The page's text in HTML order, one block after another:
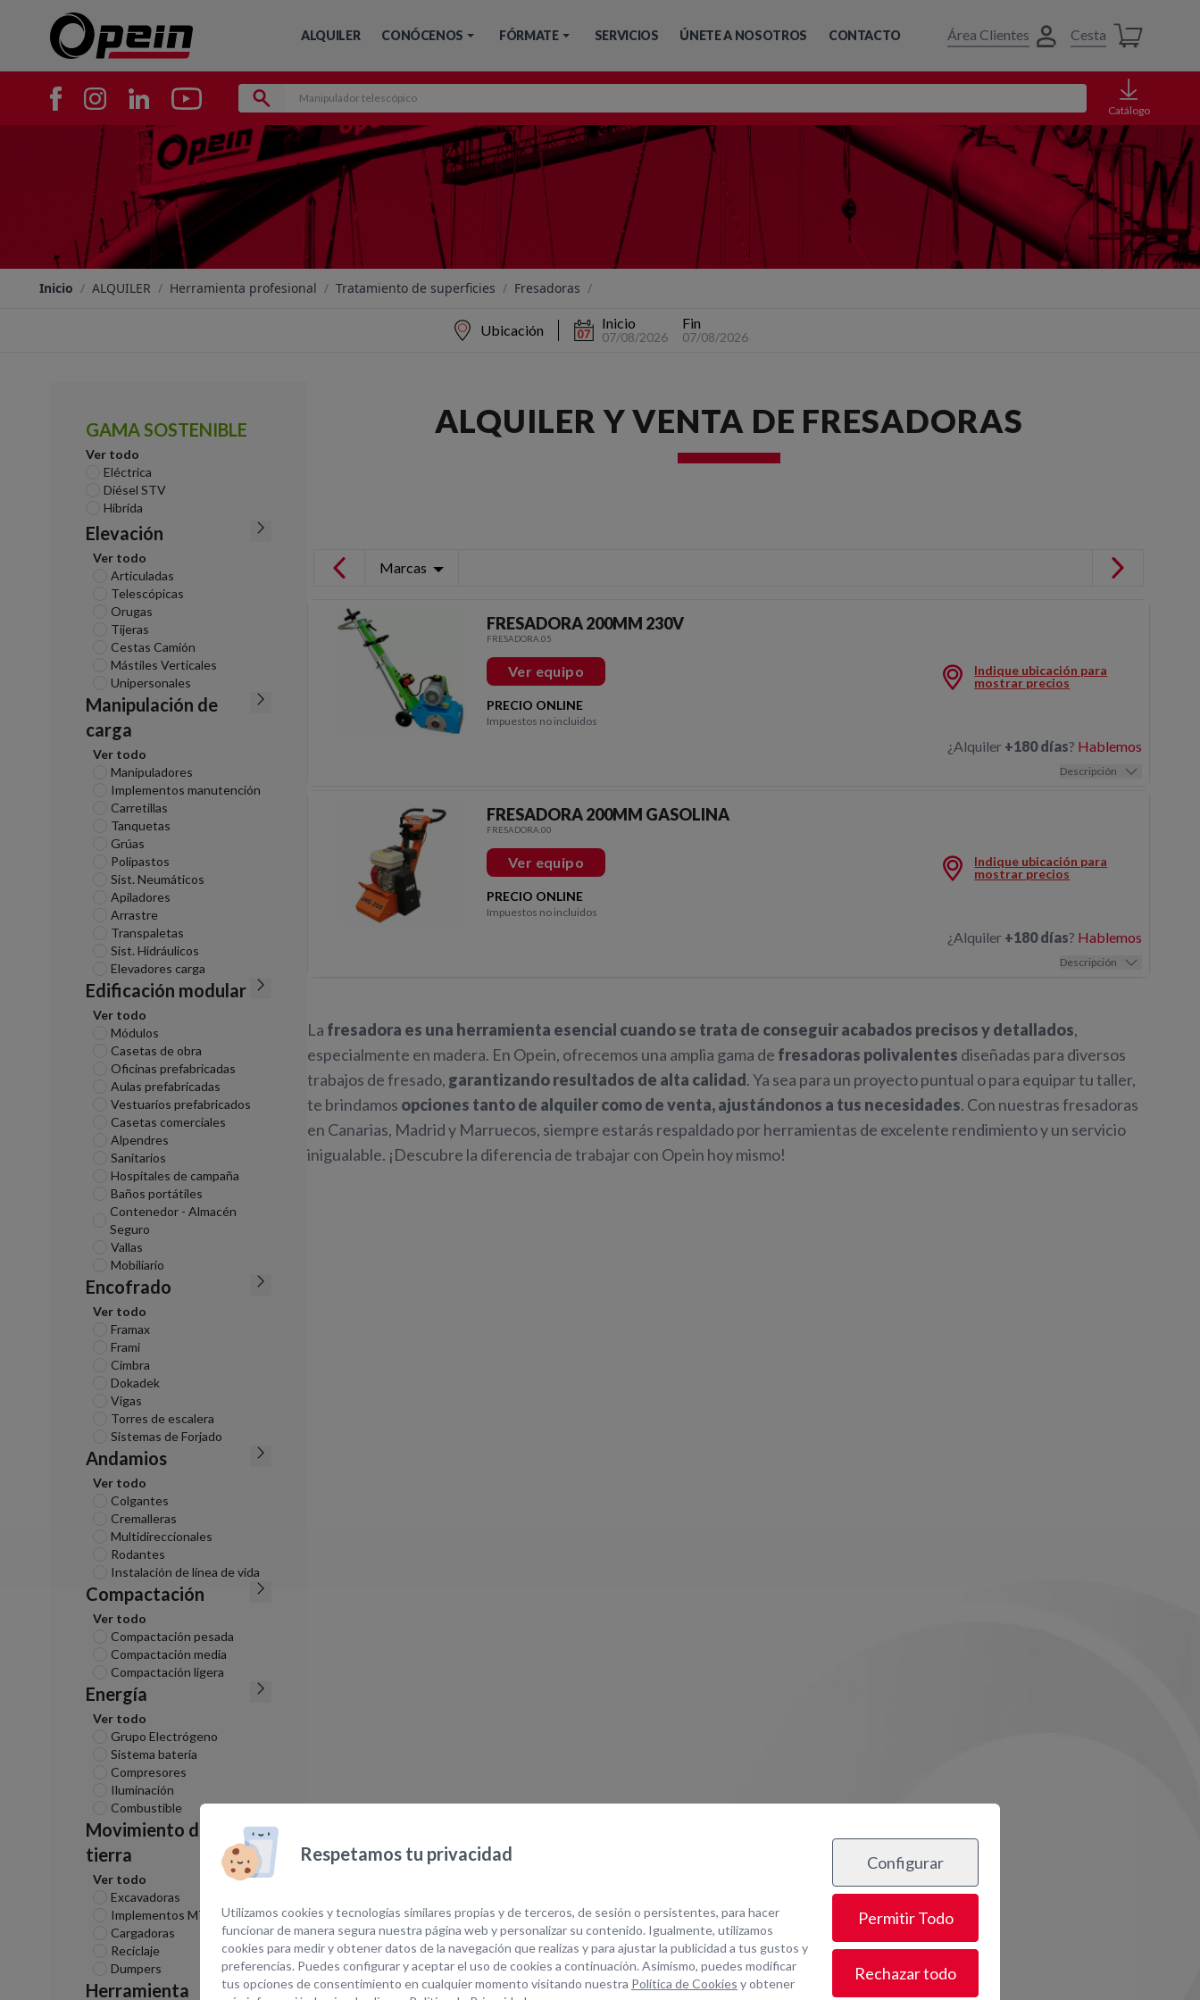
ALQUILER CONÓCENOS FÓRMATE SERVICIOS ÚNETE A NOSOTROS CONTACTO Área Clientes Cesta
Catálogo
Inicio / ALQUILER / Herramienta profesional / Tratamiento de superficies / Fresadoras /
Ubicación Inicio
07/08/2026
Fin
07/08/2026
GAMA SOSTENIBLE
Ver todo
Eléctrica
Diésel STV
Híbrida
Elevación
Ver todo
Articuladas
Telescópicas
Orugas
Tijeras
Cestas Camión
Mástiles Verticales
Unipersonales
Manipulación de
carga
Ver todo
Manipuladores
Implementos manutención
Carretillas
Tanquetas
Grúas
Polipastos
Sist. Neumáticos
Apiladores
Arrastre
Transpaletas
Sist. Hidráulicos
Elevadores carga
Edificación modular
Ver todo
Módulos
Casetas de obra
Oficinas prefabricadas
Aulas prefabricadas
Vestuarios prefabricados
Casetas comerciales
Alpendres
Sanitarios
Hospitales de campaña
Baños portátiles
Contenedor - Almacén
Seguro
Vallas
Mobiliario
Encofrado
Ver todo
Framax
Frami
Cimbra
Dokadek
Vigas
Torres de escalera
Sistemas de Forjado
Andamios
Ver todo
Colgantes
Cremalleras
Multidireccionales
Rodantes
Instalación de línea de vida
Compactación
Ver todo
Compactación pesada
Compactación media
Compactación ligera
Energía
Ver todo
Grupo Electrógeno
Sistema batería
Compresores
Iluminación
Combustible
Movimiento de
tierra
Ver todo
Excavadoras
Implementos MT
Cargadoras
Reciclaje
Dumpers
Herramienta
ALQUILER Y VENTA DE FRESADORAS
Marcas
FRESADORA 200MM 230V
FRESADORA.05
Ver equipo
PRECIO ONLINE
Impuestos no incluidos
FRESADORA 200MM 230V
Indique ubicación para
mostrar precios
¿Alquiler +180 días? Hablemos
Descripción
FRESADORA 200MM GASOLINA
FRESADORA.00
Ver equipo
PRECIO ONLINE
Impuestos no incluidos
FRESADORA 200MM GASOLINA
Indique ubicación para
mostrar precios
¿Alquiler +180 días? Hablemos
Descripción
La fresadora es una herramienta esencial cuando se trata de conseguir acabados precisos y detallados,
especialmente en madera. En Opein, ofrecemos una amplia gama de fresadoras polivalentes diseñadas para diversos
trabajos de fresado, garantizando resultados de alta calidad. Ya sea para un proyecto puntual o para equipar tu taller,
te brindamos opciones tanto de alquiler como de venta, ajustándonos a tus necesidades. Con nuestras fresadoras
en Canarias, Madrid y Marruecos, siempre estarás respaldado por herramientas de excelente rendimiento y un servicio
inigualable. ¡Descubre la diferencia de trabajar con Opein hoy mismo!
Respetamos tu privacidad
Utilizamos cookies y tecnologías similares propias y de terceros, de sesión o persistentes, para hacer
funcionar de manera segura nuestra página web y personalizar su contenido. Igualmente, utilizamos
cookies para medir y obtener datos de la navegación que realizas y para ajustar la publicidad a tus gustos y
preferencias. Puedes configurar y aceptar el uso de cookies a continuación. Asimismo, puedes modificar
tus opciones de consentimiento en cualquier momento visitando nuestra Política de Cookies y obtener
Configurar
Permitir Todo
Rechazar todo